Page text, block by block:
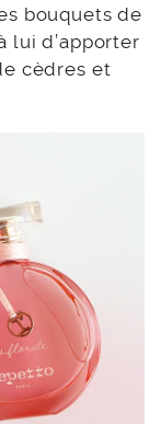
bouquets de
lui d’apporter
cèdres et